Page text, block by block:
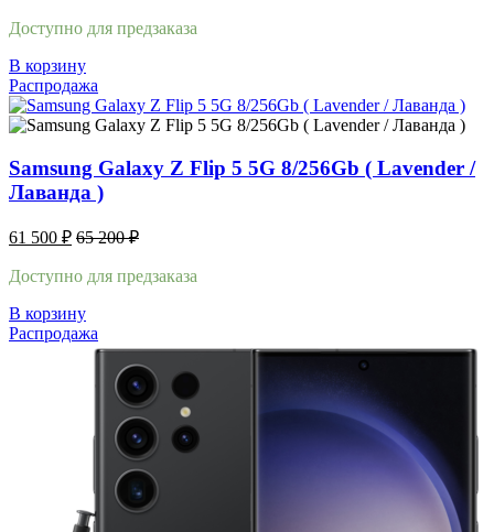
Доступно для предзаказа
В корзину
Распродажа
Samsung Galaxy Z Flip 5 5G 8/256Gb ( Lavender /
Лаванда )
61 500 ₽ 65 200₽
Доступно для предзаказа
В корзину
Распродажа